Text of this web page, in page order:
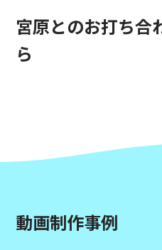
宮原とのお打ち合
ら
動画制作事例